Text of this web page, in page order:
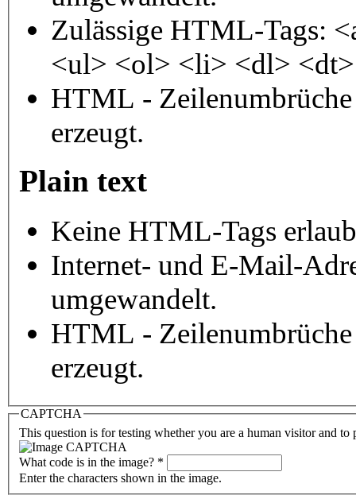
Zulässige HTML-Tags:
<ul> <ol> <li> <dl>
HTML - Zeilenumbrüche
erzeugt.
Plain text
Keine HTML-Tags
Internet- und E-Mail-
umgewandelt.
HTML - Zeilenumbrüche
erzeugt.
CAPTCHA
This question is for testing whether you are a human visitor and to
What code is in the image? *
Enter the characters shown in the image.